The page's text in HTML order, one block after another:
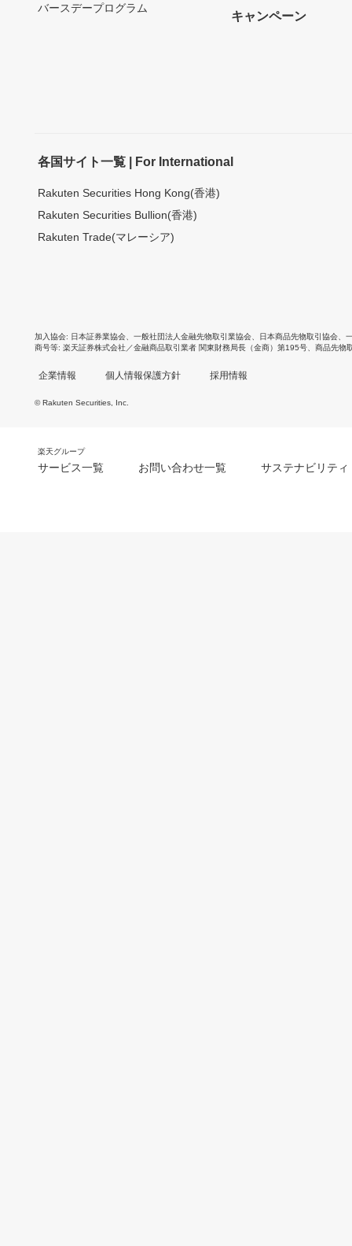
バースデープログラム
キャンペーン
各国サイト一覧 | For International
Rakuten Securities Hong Kong(香港)
Rakuten Securities Bullion(香港)
Rakuten Trade(マレーシア)
加入協会 日本証券業協会 一般社団法人金融先物取引業協会 日本商品先物取引協会
商号等 楽天証券株式会社／金融商品取引業者 関東財務局長（金商）第195号、商品先物
企業情報 個人情報保護方針 採用情報
© Rakuten Securities, Inc.
楽天グループ
サービス一覧 お問い合わせ一覧 サステナビリティ